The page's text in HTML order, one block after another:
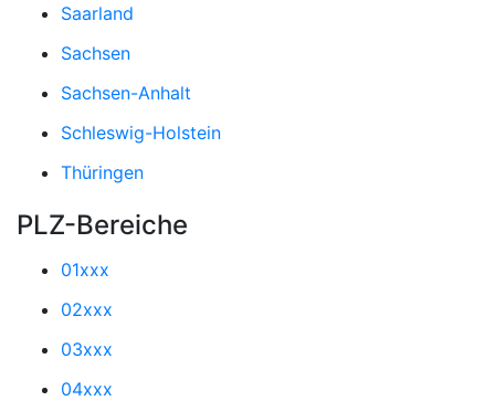
Saarland
Sachsen
Sachsen-Anhalt
Schleswig-Holstein
Thüringen
PLZ-Bereiche
01xxx
02xxx
03xxx
04xxx